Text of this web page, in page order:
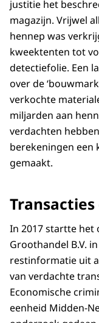
justitie het
magazijn. Vrijwel
hennep was
kweektenten tot
detectiefolie. Een
over de
verkochte
miljarden aan
verdachten
berekeningen een
gemaakt.
In 2017 startte het
Groothandel B.V.
restinformatie uit
van verdachte
Economische
eenheid Midden-